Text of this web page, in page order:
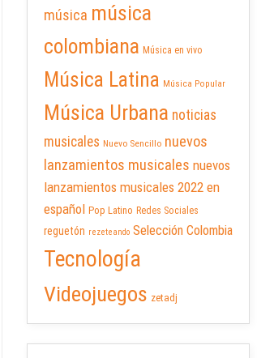
música música
colombiana Música en vivo
Música Latina Música Popular
Música Urbana noticias
musicales Nuevo Sencillo nuevos
lanzamientos musicales nuevos
lanzamientos musicales 2022 en
español Pop Latino Redes Sociales
reguetón rezeteando Selección Colombia
Tecnología
Videojuegos zetadj